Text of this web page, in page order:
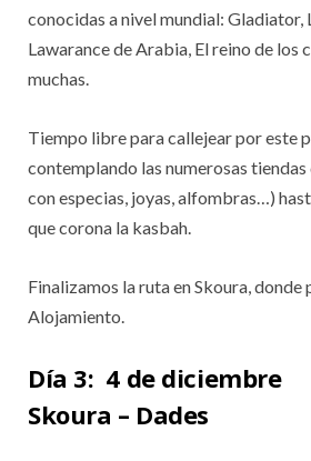
conocidas a nivel mundial: Gladiator,
Lawarance de Arabia, El reino de los
muchas.
Tiempo libre para callejear por este
contemplando las numerosas
con especias, joyas, alfombras…)
que corona la kasbah.
Finalizamos la ruta en Skoura, donde
Alojamiento.
Día 3: 4 de diciembre
Skoura – Dades